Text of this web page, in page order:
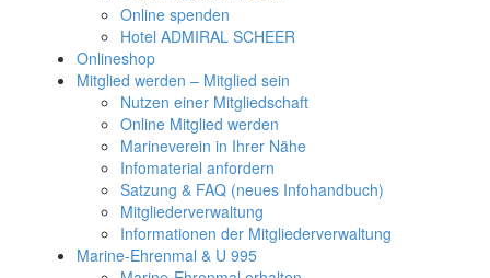
Online spenden
Hotel ADMIRAL SCHEER
Onlineshop
Mitglied werden – Mitglied sein
Nutzen einer Mitgliedschaft
Online Mitglied werden
Marineverein in Ihrer Nähe
Infomaterial anfordern
Satzung & FAQ (neues Infohandbuch)
Mitgliederverwaltung
Informationen der Mitgliederverwaltung
Marine-Ehrenmal & U 995